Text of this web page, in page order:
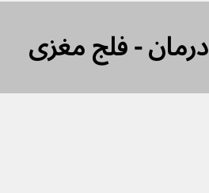
درمان - فلج مغزی